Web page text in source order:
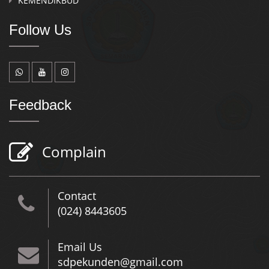
Follow Us
Feedback
Complain
Contact
(024) 8443605
Email Us
sdpekunden@gmail.com